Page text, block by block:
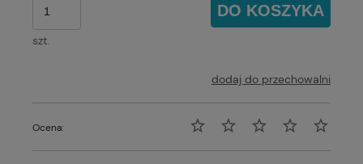
szt.
DO KOSZYKA
dodaj do przechowalni
Ocena: